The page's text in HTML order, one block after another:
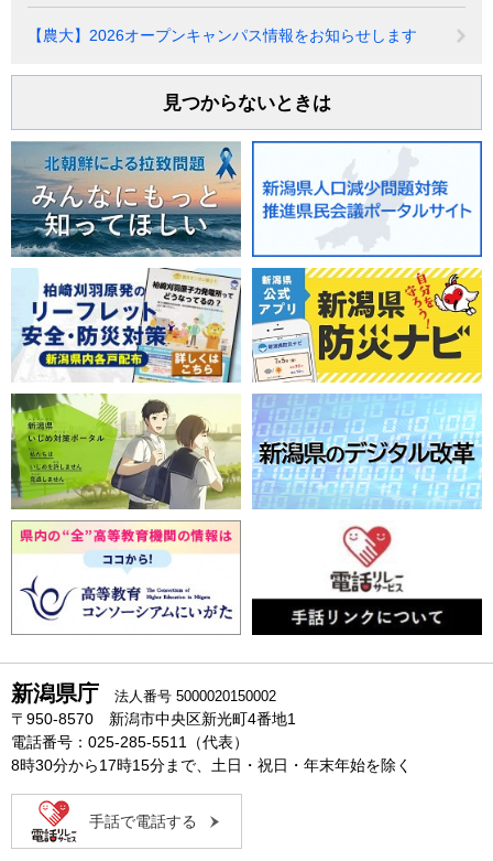
【農大】2026オープンキャンパス情報をお知らせします
見つからないときは
新潟県庁 法人番号 5000020150002
〒950-8570 新潟市中央区新光町4番地1
電話番号：025-285-5511（代表）
8時30分から17時15分まで、土日・祝日・年末年始を除く
手話で電話する